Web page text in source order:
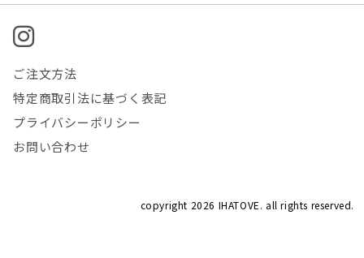
ご注文方法
特定商取引法に基づく表記
プライバシーポリシー
お問い合わせ
copyright 2026 IHATOVE. all rights reserved.